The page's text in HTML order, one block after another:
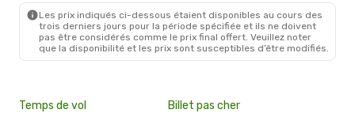
- PMI
Iberia1 Escale
PMI- NDR
Les prix indiqués ci-dessous étaient disponibles au cours des
trois derniers jours pour la période spécifiée et ils ne doivent
pas être considérés comme le prix final offert. Veuillez noter
que la disponibilité et les prix sont susceptibles d’être modifiés.
Temps de vol Billet pas cher